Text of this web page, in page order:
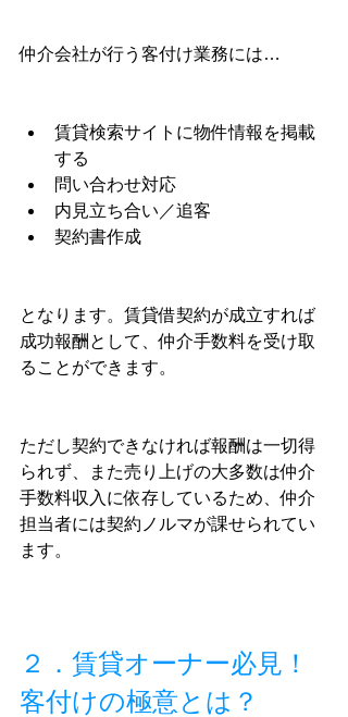
仲介会社が行う客付け業務には…
賃貸検索サイトに物件情報を掲載
する
問い合わせ対応
内見立ち合い／追客
契約書作成
となります。賃貸借契約が成立すれば
成功報酬として、仲介手数料を受け取
ることができます。
ただし契約できなければ報酬は一切得
られず、また売り上げの大多数は仲介
手数料収入に依存しているため、仲介
担当者には契約ノルマが課せられてい
ます。
２．賃貸オーナー必見！
客付けの極意とは？